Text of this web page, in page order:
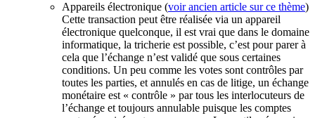
Appareils électronique (voir ancien article sur ce thème)
Cette transaction peut être réalisée via un appareil
électronique quelconque, il est vrai que dans le domaine
informatique, la tricherie est possible, c’est pour parer à
cela que l’échange n’est validé que sous certaines
conditions. Un peu comme les votes sont contrôles par
toutes les parties, et annulés en cas de litige, un échange
monétaire est « contrôle » par tous les interlocuteurs de
l’échange et toujours annulable puisque les comptes